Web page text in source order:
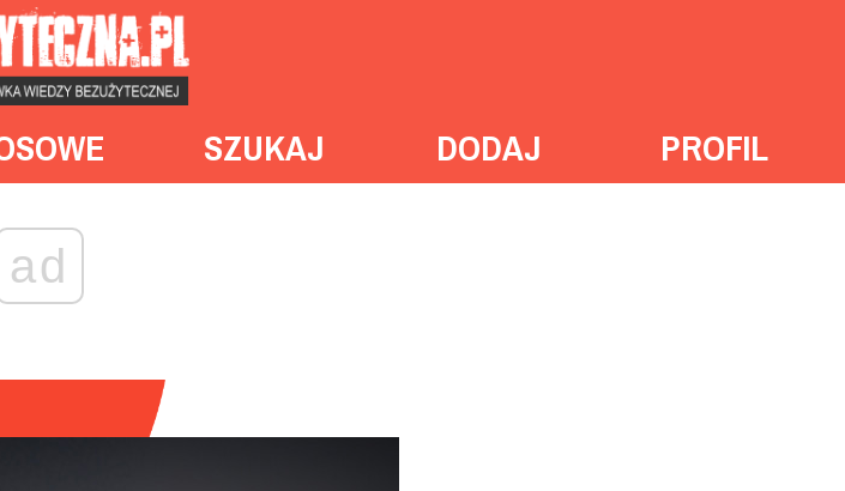
SZUKAJ DODAJ PROFIL
ad